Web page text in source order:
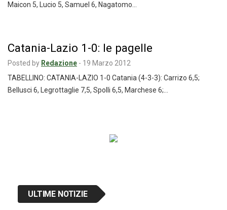
Maicon 5, Lucio 5, Samuel 6, Nagatomo…
Catania-Lazio 1-0: le pagelle
Posted by Redazione - 19 Marzo 2012
TABELLINO: CATANIA-LAZIO 1-0 Catania (4-3-3): Carrizo 6,5;
Bellusci 6, Legrottaglie 7,5, Spolli 6,5, Marchese 6;…
ULTIME NOTIZIE